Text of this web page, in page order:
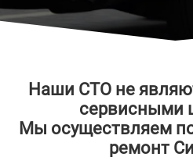
Наши СТО не
сервисными
Мы осуществляем
ремонт